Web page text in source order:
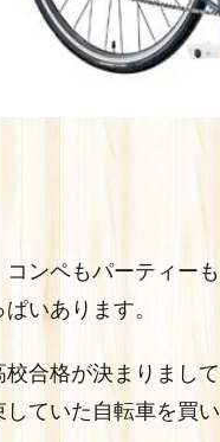
コンペもパーティー
いあります。
校合格が決まりまし
ていた自転車を買